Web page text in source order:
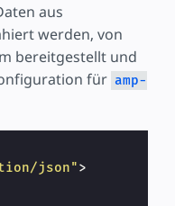
aus
werden, von
bereitgestellt und
für amp-
json">